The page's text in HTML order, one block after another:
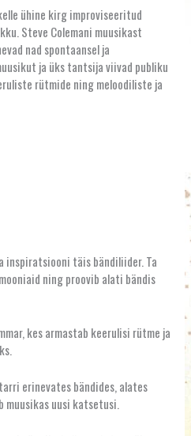
ühine kirg improviseeritud
Steve Colemani muusikast
nad spontaansel ja
ja üks tantsija viivad publiku
rütmide ning meloodiliste ja
inspiratsiooni täis bändiliider. Ta
ning proovib alati bändis
kes armastab keerulisi rütme ja
erinevates bändides, alates
muusikas uusi katsetusi.